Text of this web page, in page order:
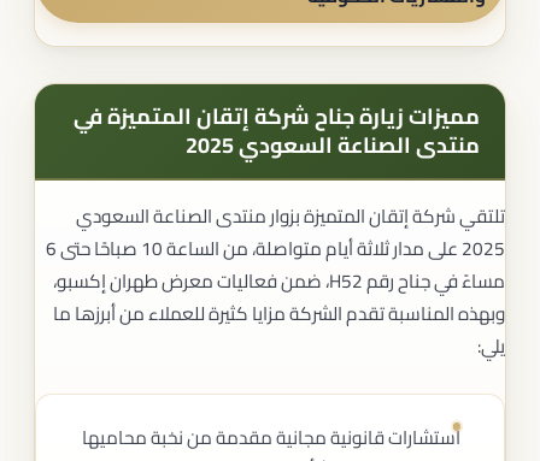
مميزات زيارة جناح شركة إتقان المتميزة في
منتدى الصناعة السعودي 2025
تلتقي شركة إتقان المتميزة بزوار منتدى الصناعة السعودي
2025 على مدار ثلاثة أيام متواصلة، من الساعة 10 صباحًا حتى 6
مساءً في جناح رقم H52، ضمن فعاليات معرض طهران إكسبو،
وبهذه المناسبة تقدم الشركة مزايا كثيرة للعملاء من أبرزها ما
يلي:
استشارات قانونية مجانية مقدمة من نخبة محاميها